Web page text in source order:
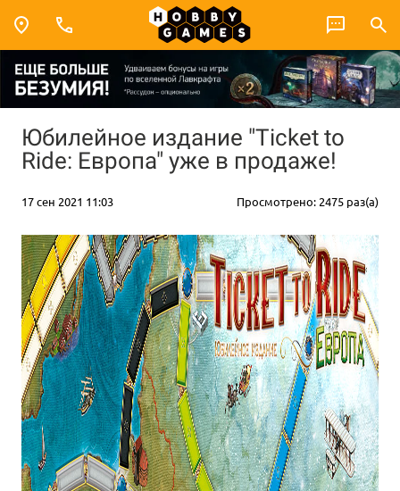
Юбилейное издание "Ticket to
Ride: Европа" уже в продаже!
17 сен 2021 11:03 Просмотрено: 2475 раз(а)